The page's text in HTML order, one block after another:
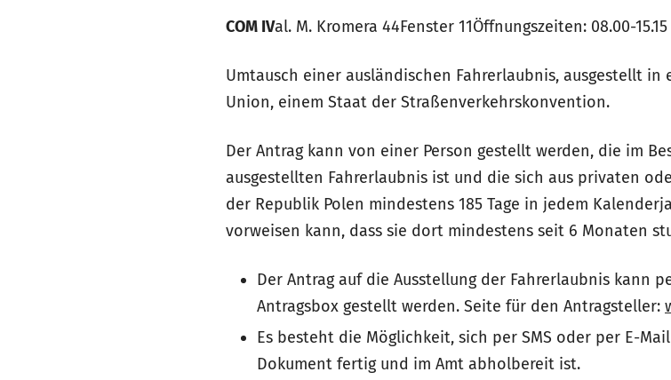
COM IVal. M. Kromera 44Fenster 11Öffnungszeiten: 08.00-15.15
Umtausch einer ausländischen Fahrerlaubnis, ausgestellt
Union, einem Staat der Straßenverkehrskonvention.
Der Antrag kann von einer Person gestellt werden, die im
ausgestellten Fahrerlaubnis ist und die sich aus privaten
der Republik Polen mindestens 185 Tage in jedem
vorweisen kann, dass sie dort mindestens seit 6 Monaten
Der Antrag auf die Ausstellung der Fahrerlaubnis kann
Antragsbox gestellt werden. Seite für den Antragsteller:
Es besteht die Möglichkeit, sich per SMS oder per E-
Dokument fertig und im Amt abholbereit ist.